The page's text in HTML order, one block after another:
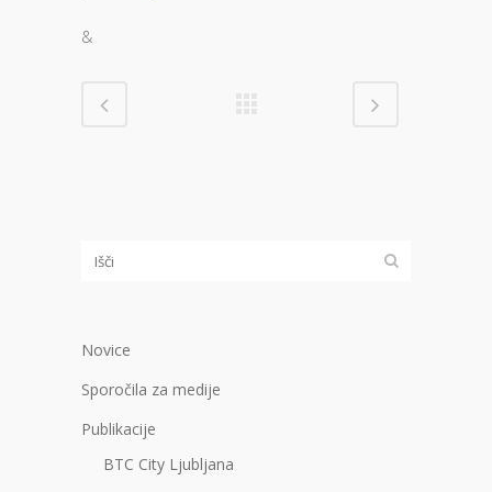
&
Novice
Sporočila za medije
Publikacije
BTC City Ljubljana